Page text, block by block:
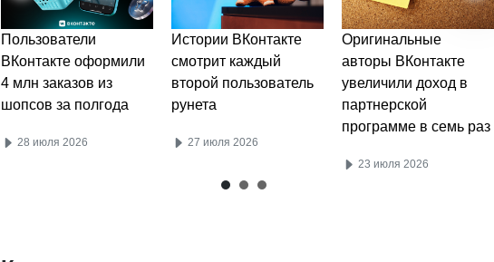
Пользователи
ВКонтакте оформили
4 млн заказов из
шопсов за полгода
28 июля 2026
Истории ВКонтакте
смотрит каждый
второй пользователь
рунета
27 июля 2026
Оригинальные
авторы ВКонтакте
увеличили доход в
партнерской
программе в семь раз
23 июля 2026